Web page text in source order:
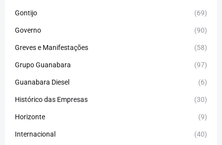
Gontijo (69)
Governo (90)
Greves e Manifestações (58)
Grupo Guanabara (97)
Guanabara Diesel (6)
Histórico das Empresas (30)
Horizonte (9)
Internacional (40)